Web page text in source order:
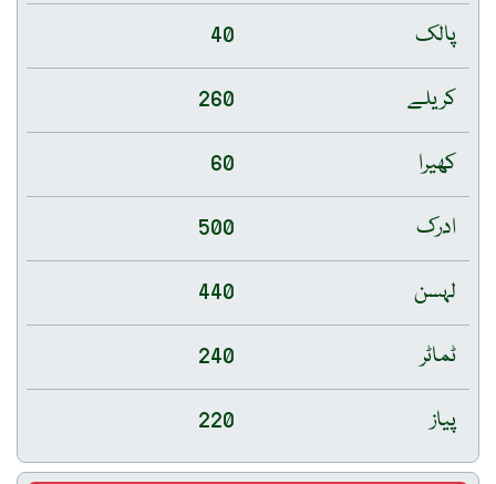
پالک
40
کریلے
260
کھیرا
60
ادرک
500
لہسن
440
ٹماٹر
240
پیاز
220